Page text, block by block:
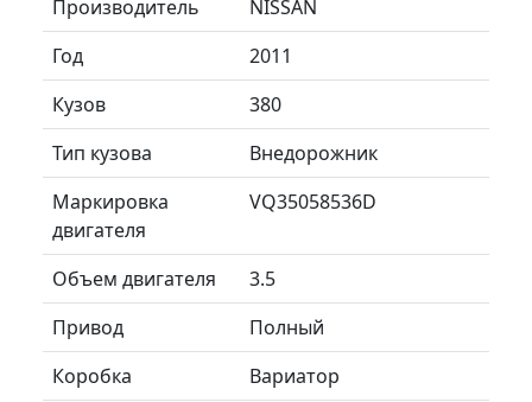
Производитель
NISSAN
Год
2011
Кузов
380
Тип кузова
Внедорожник
Маркировка
двигателя
VQ35058536D
Объем двигателя
3.5
Привод
Полный
Коробка
Вариатор